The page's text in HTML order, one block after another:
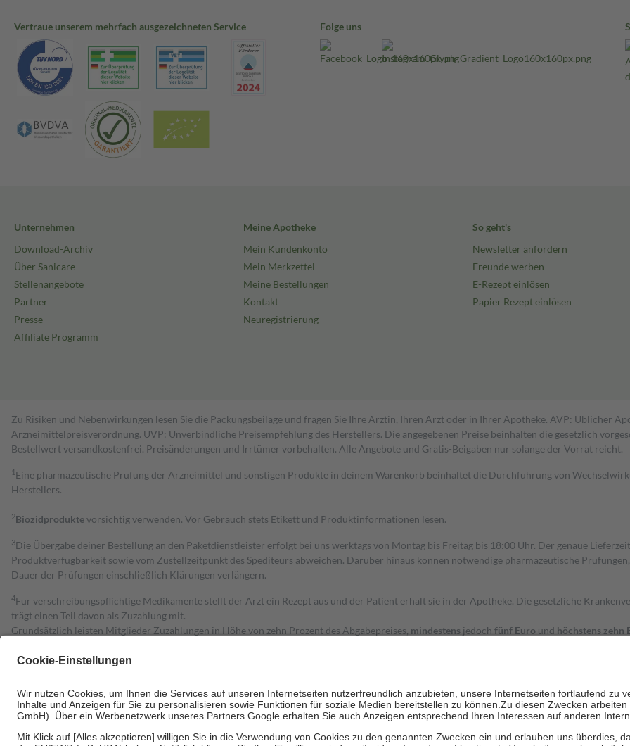
Vertraue unserem mehrfach ausgezeichneten Service Folge uns
Unternehmen
Download-Archiv
Über Sanicare
Stellenangebote
Partner
Presse
Affiliate Programm
Meine Apotheke
Mein Kundenkonto
Mein Merkzettel
Meine Bestellungen
Kontakt
Neuregistrierung
So geht's
Newsletter anfordern
Freunde werben
E-Rezept einlösen
Papier Rezept einlösen
Zu Risiken und Nebenwirkungen lesen Sie die Packungsbeilage und fragen Sie Ihre Ärztin, Ihren Arzt oder in Ihrer Apotheke. AVP: Üblicher
Arzneimittelpreisverordnung. UVP: Unverbindliche Preisempfehlung des Herstellers. Die angegebenen Preise beinhalten die gesetzlich
Bestell­wert versand­kosten­frei. Preisänderungen und Irrtümer vorbehalten. Alle Angebote und Gratis-Beigaben nur solange der Vorrat reicht.
1 Eine pharmazeutische Prüfung der Arzneimittel und sonstigen Produkte in deinem Warenkorb beinhaltet die Durchführung von
Herstellers.
2Biozidproduktevorsichtig verwenden. Vor Gebrauch stets Etikett und Produktinformationen lesen.
3Die Übergabe deiner Bestellung an den Paketdienstleister erfolgt bei uns werktags von Montag bis Freitag bis 18:00 Uhr. Der genaue
Produktverfügbarkeit sowie vom Zustellzeitpunkt des Spediteurs abweichen. Darüber hinaus können notwendige pharmazeutische
Dauer der Prüfungen einschließlich Klärungen verlängern.
4Für verschreibungspflichtige Medikamente stellt der Arzt ein Rezept aus und der Patient erhält sie in der Apotheke. Die gesetzliche
trägt einen Teil davon als Zuzahlung mit.
Grundsätzlich leisten Mitglieder Zuzahlungen in Höhe von zehn Prozent des Abgabepreises, mindestens jedoch fünf Euro und höchstens zehn
Diese Regeln gelten grundsätzlich auch für Online-Apotheken.
Um das Engagement der Versicherten für ihre eigene Gesundheit zu stärken und die besondere Stellung der Familie zu unterstützen, fallen
• Kindern und Jugendlichen bis zum vollendeten 18. Lebensjahr mit Ausnahme der Fahrkosten
• Untersuchungen zur Vorsorge und Früherkennung, die von der GKV getragen werden
• empfohlenen Schutzimpfungen